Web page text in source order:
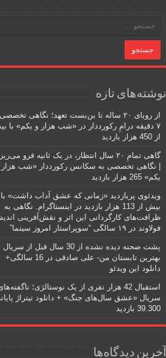
نوشته‌های تازه
از رویای ۲۰ ساله تا بن‌بست تعهد؛ نگاهی
۷ دقیقه درامِ رکورددار در «شب هزار و یکم» با
از 450 هزار بازدید
گاهی تمامِ ۲۰ سال انتظار، در یک ثانیه فرو
| نگاهی تخصصی به سکانس رکورددار «شب هزار
یکم» 265 هزار بازدید
ویدئوی پربازدید «زمانی که عشق آداب داشت» با
بیش از 113 هزار بازدید در اینستاگرام. نگاهی به
ظرافت‌های کارگردانی این اثر و نقش‌آفرینی
فولاوند در ۱۹ سالگی “سوپراستار امروز سینما”
پشت صحنه دیده نشده از 30 سال قبل از سریال
بهترین تابستان من- علی صادقی در 16 سالگی+
دانلود این ویدئو
استقبال 42 هزار نفری از یک نوستالژی؛
سریال «عشق سال‌های جنگ» + دانلود تیتراژ
39.300 بازدید
آخرین دیدگاه‌ها